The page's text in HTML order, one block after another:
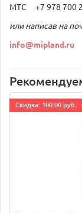
МТС +7 978 700
или написав на
info@mipland.ru
Cкидка: 100.00 руб.